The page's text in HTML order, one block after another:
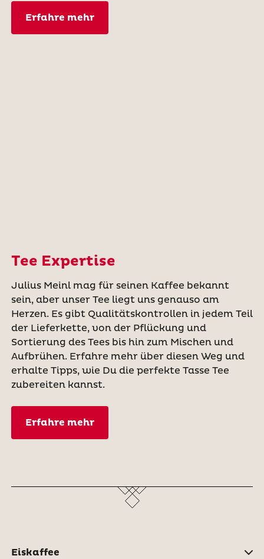
Erfahre mehr
Tee Expertise
Julius Meinl mag für seinen Kaffee bekannt
sein, aber unser Tee liegt uns genauso am
Herzen. Es gibt Qualitätskontrollen in jedem Teil
der Lieferkette, von der Pflückung und
Sortierung des Tees bis hin zum Mischen und
Aufbrühen. Erfahre mehr über diesen Weg und
erhalte Tipps, wie Du die perfekte Tasse Tee
zubereiten kannst.
Erfahre mehr
Eiskaffee